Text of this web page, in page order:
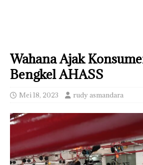
Wahana Ajak
Bengkel AHASS
Mei 18, 2023 rudy asmandara